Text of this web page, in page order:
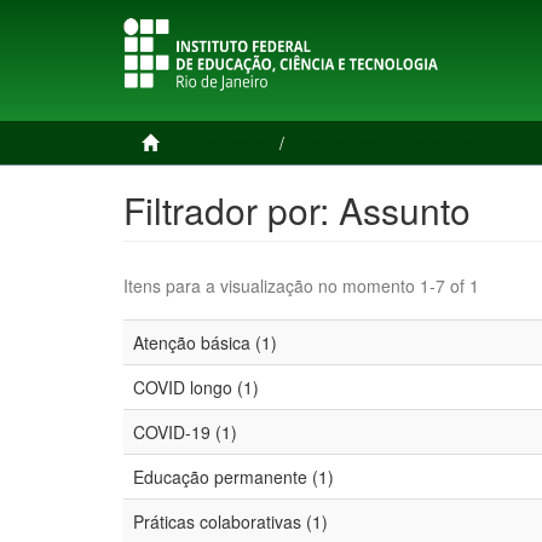
Filtrador por: Assunto
Itens para a visualização no momento 1-7 of 1
Atenção básica (1)
COVID longo (1)
COVID-19 (1)
Educação permanente (1)
Práticas colaborativas (1)